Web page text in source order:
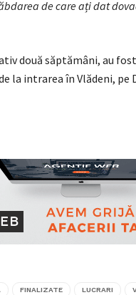
de care ați dat
două săptămâni, au
la intrarea în Vlădeni,
FINALIZATE LUCRARI